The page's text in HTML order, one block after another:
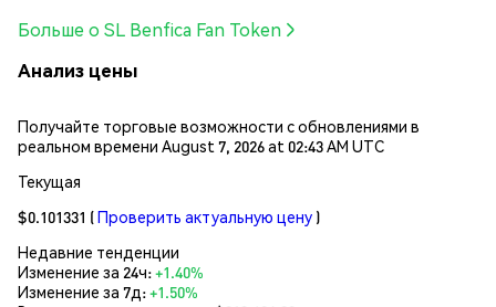
Больше о SL Benfica Fan Token
Анализ цены
Получайте торговые возможности с обновлениями в
реальном времени August 7, 2026 at 02:43 AM UTC
Текущая
$0.101331 (Проверить актуальную цену )
Недавние тенденции
Изменение за 24ч:+1.40%
Изменение за 7д:+1.50%